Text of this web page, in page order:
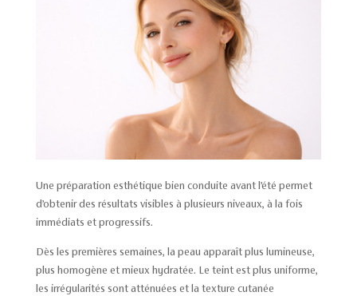
Une préparation esthétique bien conduite avant l’été permet
d’obtenir des résultats visibles à plusieurs niveaux, à la fois
immédiats et progressifs.
Dès les premières semaines, la peau apparaît plus lumineuse,
plus homogène et mieux hydratée. Le teint est plus uniforme,
les irrégularités sont atténuées et la texture cutanée